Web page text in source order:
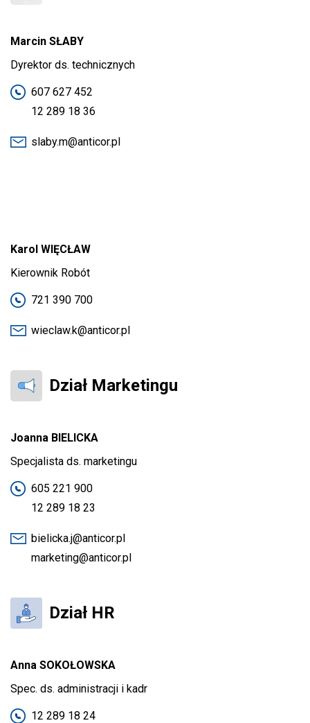
Marcin SŁABY
Dyrektor ds. technicznych
607 627 452
12 289 18 36
slaby.m@anticor.pl
Karol WIĘCŁAW
Kierownik Robót
721 390 700
wieclaw.k@anticor.pl
Dział Marketingu
Joanna BIELICKA
Specjalista ds. marketingu
605 221 900
12 289 18 23
bielicka.j@anticor.pl
marketing@anticor.pl
Dział HR
Anna SOKOŁOWSKA
Spec. ds. administracji i kadr
12 289 18 24